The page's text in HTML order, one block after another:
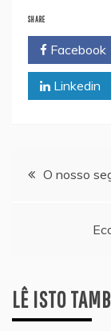
SHARE
Facebook
Linkedin
Navegação
O nosso
LÊ ISTO